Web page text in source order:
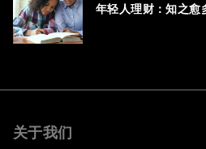
年轻人理财：知之愈
关于我们